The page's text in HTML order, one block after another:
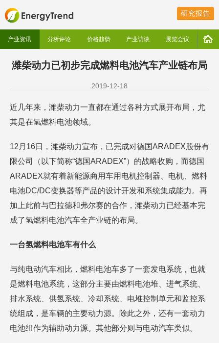
研究报告
产业资讯 分析评论 价格趋势 产业访谈 展览会议
潍柴动力已初步完成燃料电池汽车产业链布局
2019-12-18
近几年来，潍柴动力一直都在通过各种方式展开布局，尤
其是在氢燃料电池领域。
12月16日，潍柴动力宣布，已完成对德国ARADEX股份有
限公司（以下简称“德国ARADEX”）的战略收购，而德国
ARADEX就有着新能源商用车用电机控制器、电机、燃料
电池DC/DC变换器等产品的设计开发和系统集成能力。再
加上此前与巴拉德和弗尔赛的合作，潍柴动力已经基本完
成了氢燃料电池汽车全产业链的布局。
一台氢燃料电池车有什么
与纯电动汽车相比，燃料电池车多了一套发电系统，也就
是燃料电池系统，这部分主要由燃料电池堆、进气系统、
排水系统、供氢系统、冷却系统、电堆控制单元和监控系
统组成，是车辆的主要动力源。除此之外，还有一套动力
电池组作为辅助动力源。其他部分则与电动汽车类似。